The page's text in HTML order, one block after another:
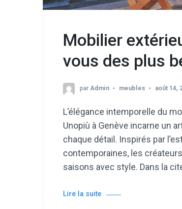
Mobilier
vous des plus
par Admin meubles août 14,
L’élégance intemporelle du
Unopiù à Genève incarne un
chaque détail. Inspirés par
contemporaines, les
saisons avec style. Dans la
Lire la suite